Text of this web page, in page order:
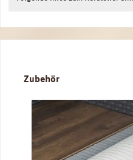
Produktgalerie überspringen
Zubehör